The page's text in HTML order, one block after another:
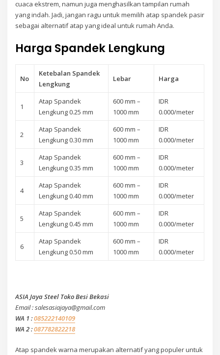
cuaca ekstrem, namun juga menghasilkan tampilan rumah
yang indah. Jadi, jangan ragu untuk memilih atap spandek pasir
sebagai alternatif atap yang ideal untuk rumah Anda.
Harga Spandek Lengkung
No
Ketebalan Spandek
Lengkung
Lebar Harga
1
Atap Spandek
Lengkung 0.25 mm
600 mm –
1000 mm
IDR
0.000/meter
2
Atap Spandek
Lengkung 0.30 mm
600 mm –
1000 mm
IDR
0.000/meter
3
Atap Spandek
Lengkung 0.35 mm
600 mm –
1000 mm
IDR
0.000/meter
4
Atap Spandek
Lengkung 0.40 mm
600 mm –
1000 mm
IDR
0.000/meter
5
Atap Spandek
Lengkung 0.45 mm
600 mm –
1000 mm
IDR
0.000/meter
6
Atap Spandek
Lengkung 0.50 mm
600 mm –
1000 mm
IDR
0.000/meter
ASIA Jaya Steel Toko Besi Bekasi
Email : salesasiajaya@gmail.com
WA 1 :085222140109
WA 2 :087782822218
Atap spandek warna merupakan alternatif yang populer untuk